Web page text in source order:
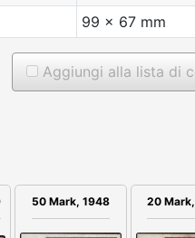
99 x 67 mm
Aggiungi alla lista di
50 Mark, 1948 20